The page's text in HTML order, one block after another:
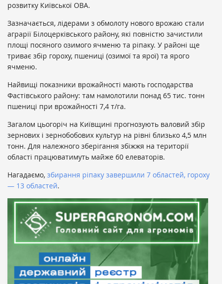
розвитку Київської ОВА.
Зазначається, лідерами з обмолоту нового врожаю стали
аграрії Білоцерківського району, які повністю зачистили
площі посяного озимого ячменю та ріпаку. У районі ще
триває збір гороху, пшениці (озимої та ярої) та ярого
ячменю.
Найвищі показники врожайності мають господарства
Фастівського району: там намолотили понад 65 тис. тонн
пшениці при врожайності 7,4 т/га.
Загалом цьогоріч на Київщині прогнозують валовий збір
зернових і зернобобових культур на рівні близько 4,5 млн
тонн. Для належного зберігання збіжжя на території
області працюватимуть майже 60 елеваторів.
Нагадаємо, збирання ріпаку завершили 7 областей, гороху
— 13 областей.